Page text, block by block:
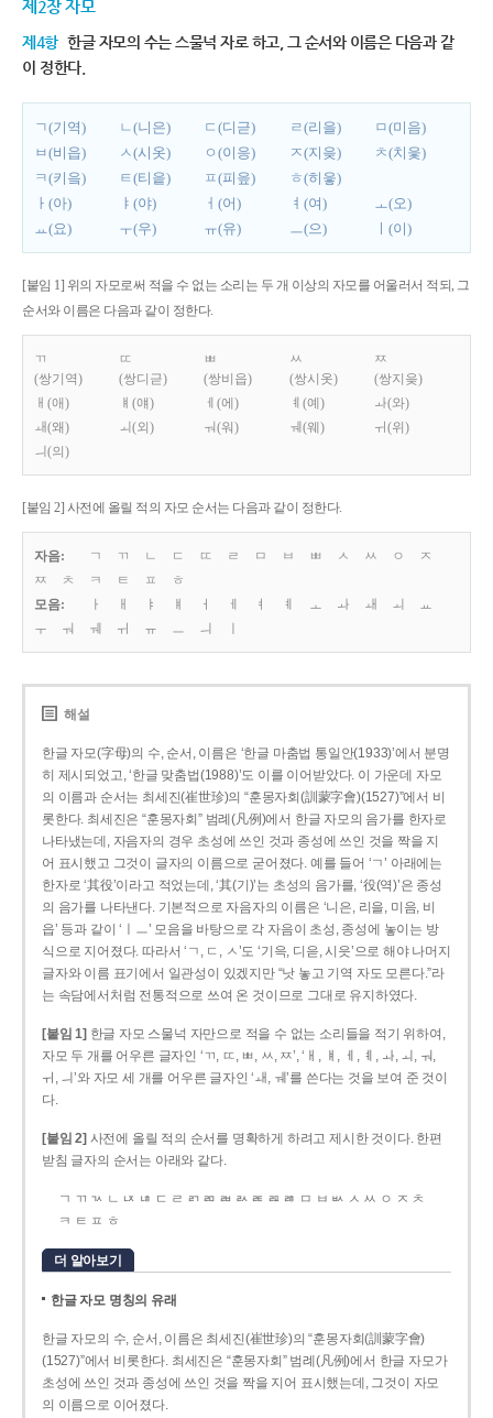
제2장 자모
제4항 한글 자모의 수는 스물넉 자로 하고, 그 순서와 이름은 다음과 같
이 정한다.
ㄱ(기역) ㄴ(니은) ㄷ(디귿) ㄹ(리을)
ㅁ(미음)
ㅂ(비읍)
ㅅ(시옷) ㅇ(이응) ㅈ(지읒)
ㅊ(치읓)
ㅋ(키읔)
ㅌ(티읕) ㅍ(피읖)
ㅎ(히읗)
ㅏ(아)
ㅑ(야) ㅓ(어) ㅕ(여)
ㅗ(오)
ㅛ(요)
ㅜ(우) ㅠ(유) ㅡ(으) ㅣ(이)
[붙임 1] 위의 자모로써 적을 수 없는 소리는 두 개 이상의 자모를 어울러서 적되, 그
순서와 이름은 다음과 같이 정한다.
ㄲ
(쌍기역)
ㄸ
(쌍디귿)
ㅃ
(쌍비읍)
ㅆ
(쌍시옷)
ㅉ
(쌍지읒)
ㅐ(애)
ㅒ(얘) ㅔ(에) ㅖ(예)
ㅘ(와)
ㅙ(왜)
ㅚ(외) ㅝ(워) ㅞ(웨)
ㅟ(위)
ㅢ(의)
[붙임 2] 사전에 올릴 적의 자모 순서는 다음과 같이 정한다.
자음: ㄱ ㄲ ㄴ ㄷ ㄸ ㄹ ㅁ ㅂ ㅃ ㅅ ㅆ ㅇ
ㅈ
ㅉ
ㅊ ㅋ ㅌ ㅍ
ㅎ
모음:
ㅏ ㅐ ㅑ ㅒ ㅓ ㅔ ㅕ ㅖ ㅗ ㅘ ㅙ ㅚ
ㅛ
ㅜ
ㅝ ㅞ ㅟ ㅠ ㅡ ㅢ
해설
한글 자모(字母)의 수, 순서, 이름은 ‘한글 마춤법 통일안(1933)’에서 분명
히 제시되었고, ‘한글 맞춤법(1988)’도 이를 이어받았다. 이 가운데 자모
의 이름과 순서는 최세진(崔世珍)의 “훈몽자회(訓蒙字會)(1527)”에서 비
롯한다. 최세진은 “훈몽자회” 범례(凡例)에서 한글 자모의 음가를 한자로
나타냈는데, 자음자의 경우 초성에 쓰인 것과 종성에 쓰인 것을 짝을 지
어 표시했고 그것이 글자의 이름으로 굳어졌다. 예를 들어 ‘ㄱ’ 아래에는
한자로 ‘其役’이라고 적었는데, ‘其(기)’는 초성의 음가를, ‘役(역)’은 종성
의 음가를 나타낸다. 기본적으로 자음자의 이름은 ‘니은, 리을, 미음, 비
읍’ 등과 같이 ‘ㅣㅡ’ 모음을 바탕으로 각 자음이 초성, 종성에 놓이는 방
식으로 지어졌다. 따라서 ‘ㄱ, ㄷ, ㅅ’도 ‘기윽, 디읃, 시읏’으로 해야 나머지
글자와 이름 표기에서 일관성이 있겠지만 “낫 놓고 기역 자도 모른다.”라
는 속담에서처럼 전통적으로 쓰여 온 것이므로 그대로 유지하였다.
[붙임 1] 한글 자모 스물넉 자만으로 적을 수 없는 소리들을 적기 위하여,
자모 두 개를 어우른 글자인 ‘ㄲ, ㄸ, ㅃ, ㅆ, ㅉ’, ‘ㅐ, ㅒ, ㅔ, ㅖ, ㅘ, ㅚ, ㅝ,
ㅟ, ㅢ’와 자모 세 개를 어우른 글자인 ‘ㅙ, ㅞ’를 쓴다는 것을 보여 준 것이
다.
[붙임 2] 사전에 올릴 적의 순서를 명확하게 하려고 제시한 것이다. 한편
받침 글자의 순서는 아래와 같다.
ㄱ ㄲ ㄳ ㄴ ㄵ ㄶ ㄷ ㄹ ㄺ ㄻ ㄼ ㄽ ㄾ ㄿ ㅀ ㅁ ㅂ ㅄ ㅅ ㅆ ㅇ ㅈ ㅊ
ㅋ ㅌ ㅍ ㅎ
더 알아보기
한글 자모 명칭의 유래
한글 자모의 수, 순서, 이름은 최세진(崔世珍)의 “훈몽자회(訓蒙字會)
(1527)”에서 비롯한다. 최세진은 “훈몽자회” 범례(凡例)에서 한글 자모가
초성에 쓰인 것과 종성에 쓰인 것을 짝을 지어 표시했는데, 그것이 자모
의 이름으로 이어졌다.